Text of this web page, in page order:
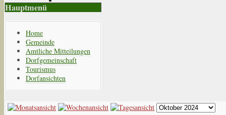
Hauptmenü
Home
Gemeinde
Amtliche Mitteilungen
Dorfgemeinschaft
Tourismus
Dorfansichten